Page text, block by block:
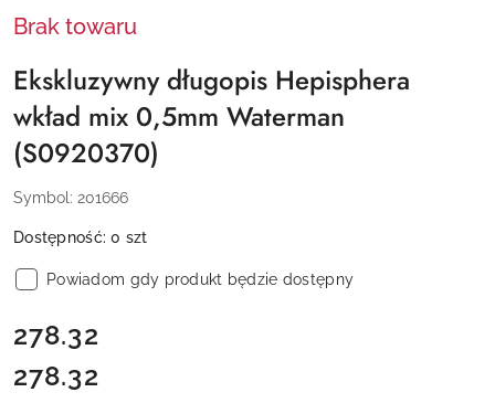
Brak towaru
Ekskluzywny długopis Hepisphera
wkład mix 0,5mm Waterman
(S0920370)
Symbol: 201666
Dostępność:0 szt
Powiadom gdy produkt będzie dostępny
cena:
278.32
Cena:
278.32